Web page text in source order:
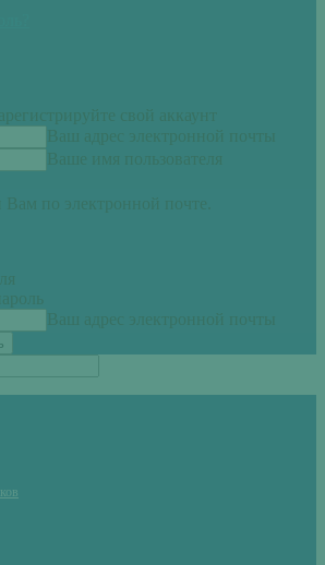
свой аккаунт
Ваш адрес электронной почты
Ваше имя пользователя
Вам по электронной почте.
Ваш адрес электронной почты